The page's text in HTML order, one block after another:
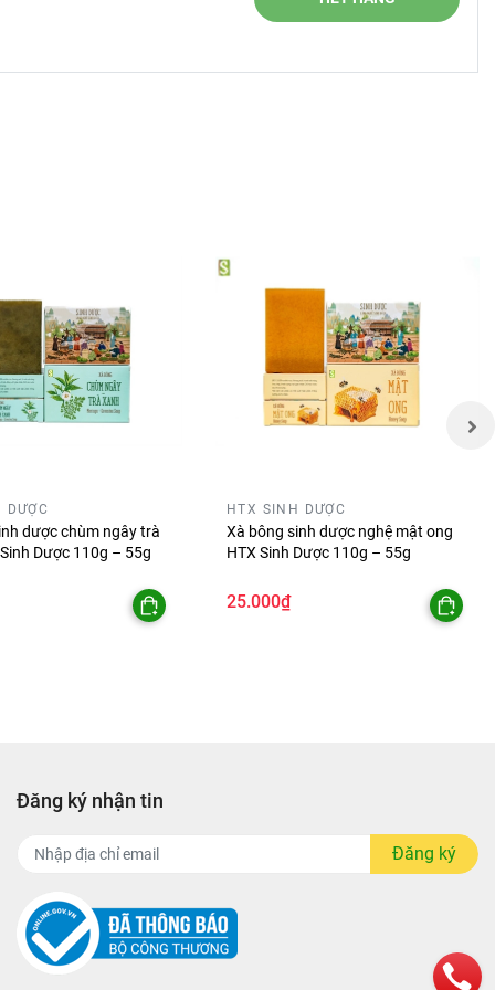
DƯỢC
dược chùm ngây trà
Dược 110g – 55g
HTX SINH DƯỢC
Xà bông sinh dược nghệ mật ong
HTX Sinh Dược 110g – 55g
25.000₫
Đăng ký nhận tin
Đăng ký